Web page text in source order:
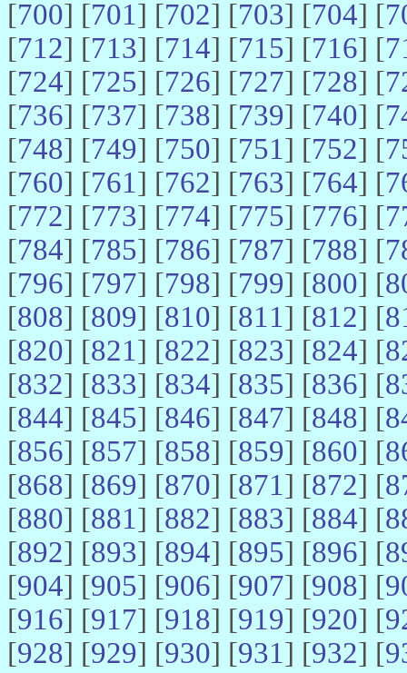
[700] [701] [702] [703] [704] [
[712] [713] [714] [715] [716] [
[724] [725] [726] [727] [728] [
[736] [737] [738] [739] [740] [
[748] [749] [750] [751] [752] [
[760] [761] [762] [763] [764] [
[772] [773] [774] [775] [776] [
[784] [785] [786] [787] [788] [
[796] [797] [798] [799] [800] [
[808] [809] [810] [811] [812] [
[820] [821] [822] [823] [824] [
[832] [833] [834] [835] [836] [
[844] [845] [846] [847] [848] [
[856] [857] [858] [859] [860] [
[868] [869] [870] [871] [872] [
[880] [881] [882] [883] [884] [
[892] [893] [894] [895] [896] [
[904] [905] [906] [907] [908] [
[916] [917] [918] [919] [920] [
[928] [929] [930] [931] [932] [